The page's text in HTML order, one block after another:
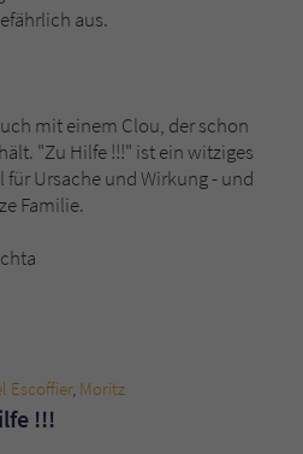
aus.
mit einem Clou, der schon
"Zu Hilfe !!!" ist ein witziges
Ursache und Wirkung - und
Familie.
Escoffier, Moritz
!!!